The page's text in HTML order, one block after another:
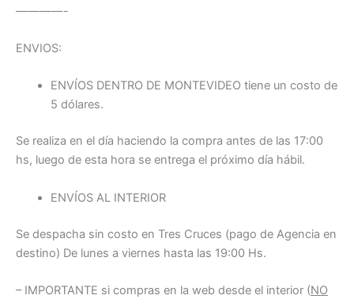
————-
ENVIOS:
ENVÍOS DENTRO DE MONTEVIDEO tiene un costo de
5 dólares.
Se realiza en el día haciendo la compra antes de las 17:00
hs, luego de esta hora se entrega el próximo día hábil.
ENVÍOS AL INTERIOR
Se despacha sin costo en Tres Cruces (pago de Agencia en
destino) De lunes a viernes hasta las 19:00 Hs.
– IMPORTANTE si compras en la web desde el interior (NO